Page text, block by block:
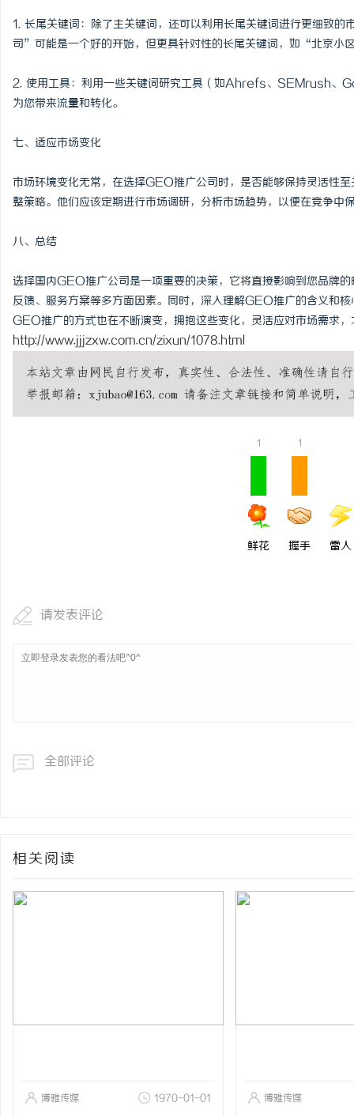
1. 长尾关键词：除了主关键词，还可以利用长尾关键词进行更细致
司”可能是一个好的开始，但更具针对性的长尾关键词，如“北京小
2. 使用工具：利用一些关键词研究工具（如Ahrefs、SEMrush
为您带来流量和转化。
七、适应市场变化
市场环境变化无常，在选择GEO推广公司时，是否能够保持灵活性
整策略。他们应该定期进行市场调研，分析市场趋势，以便在竞争中
八、总结
选择国内GEO推广公司是一项重要的决策，它将直接影响到您品牌
反馈、服务方案等多方面因素。同时，深入理解GEO推广的含义和
GEO推广的方式也在不断演变，拥抱这些变化，灵活应对市场需求
http://www.jjjzxw.com.cn/zixun/1078.html
1
鲜花
1
握手 雷人
请发表评论
全部评论
相关阅读
博雅传媒 1970-01-01 博雅传媒